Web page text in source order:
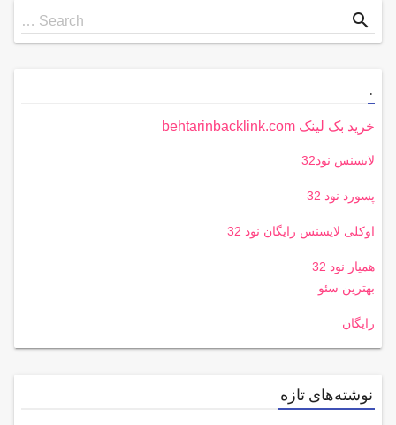
Search
for
Search … search
.
خرید بک لینک behtarinbacklink.com
لایسنس نود32
پسورد نود 32
اوکلی لایسنس رایگان نود 32
همیار نود 32
بهترین سئو
رایگان
نوشته‌های تازه